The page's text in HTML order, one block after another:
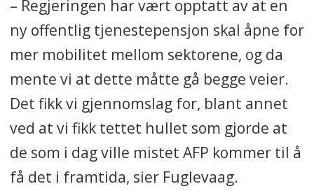
– Regjeringen har vært opptatt av at en
ny offentlig tjenestepensjon skal åpne for
mer mobilitet mellom sektorene, og da
mente vi at dette måtte gå begge veier.
Det fikk vi gjennomslag for, blant annet
ved at vi fikk tettet hullet som gjorde at
de som i dag ville mistet AFP kommer til å
få det i framtida, sier Fuglevaag.